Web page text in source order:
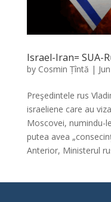
Israel-Iran= SUA-
by Cosmin Țîntă |
Preşedintele rus
israeliene care au
Moscovei, numindu-
putea avea
Anterior, Ministerul